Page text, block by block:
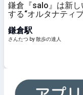
鎌倉『salo』は新
する“オルタナティ
by 散歩の達人
鎌倉駅
さんたつ by 散歩の達人